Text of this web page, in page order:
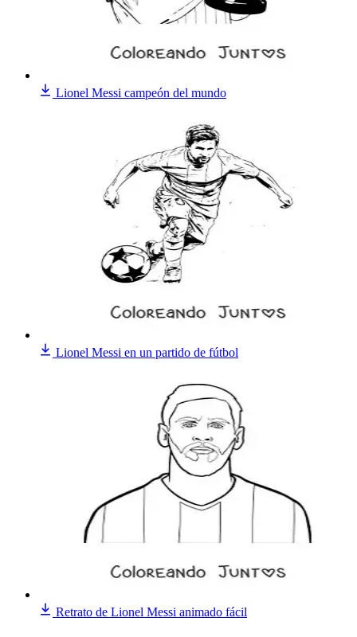
Lionel Messi campeón del mundo
Lionel Messi en un partido de fútbol
Retrato de Lionel Messi animado fácil